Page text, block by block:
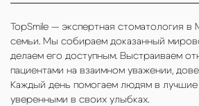
TopSmile — экспертная стоматология
семьи. Мы собираем доказанный
делаем его доступным. Выстраиваем
пациентами на взаимном уважении,
Каждый день помогаем людям в
уверенными в своих улыбках.